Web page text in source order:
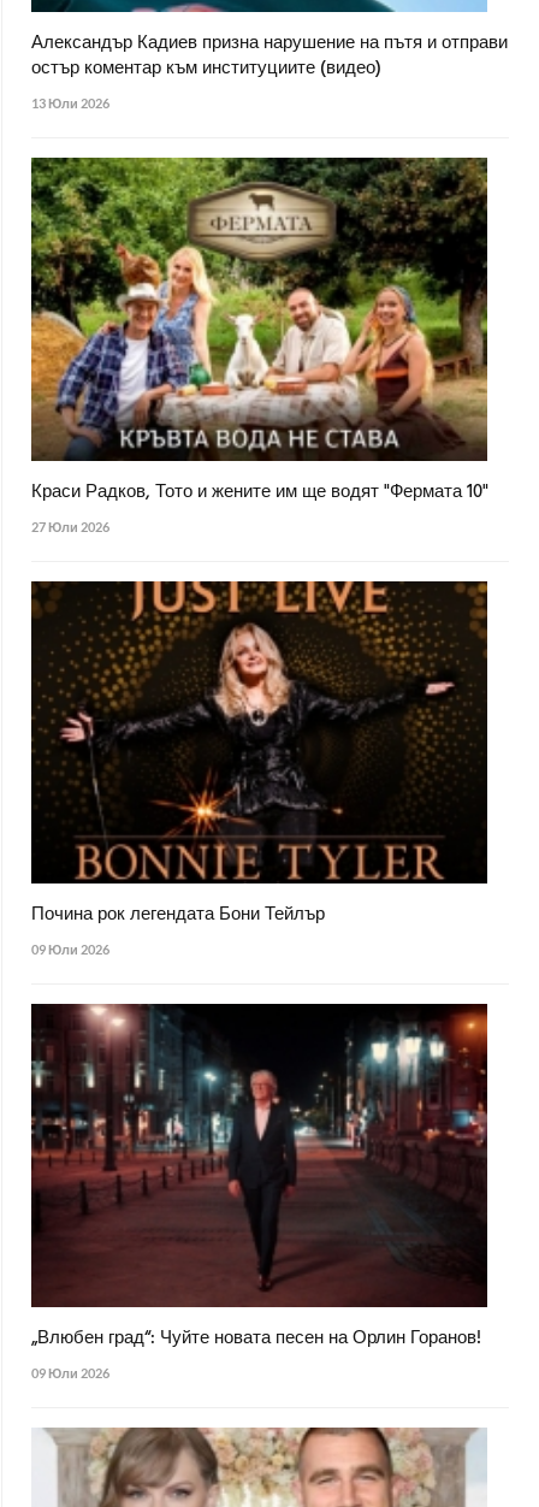
Александър Кадиев призна нарушение на пътя и отправи
остър коментар към институциите (видео)
13 Юли 2026
Краси Радков, Тото и жените им ще водят "Фермата 10"
27 Юли 2026
Почина рок легендата Бони Тейлър
09 Юли 2026
„Влюбен град“: Чуйте новата песен на Орлин Горанов!
09 Юли 2026